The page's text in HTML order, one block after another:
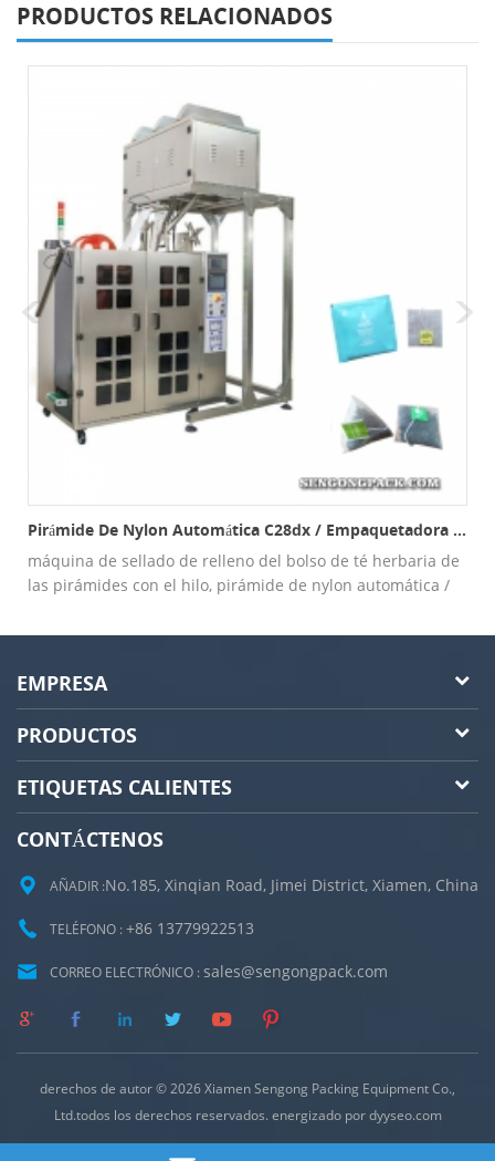
PRODUCTOS RELACIONADOS
Pirámide De Nylon Automática C28dx / Empaquetadora Plana Y Externa Plana Del Bolso
máquina de sellado de relleno del bolso de té herbaria de
las pirámides con el hilo, pirámide de nylon automática /
EMPRESA
PRODUCTOS
ETIQUETAS CALIENTES
CONTÁCTENOS
AÑADIR :No.185, Xinqian Road, Jimei District, Xiamen, China
TELÉFONO : +86 13779922513
CORREO ELECTRÓNICO : sales@sengongpack.com
derechos de autor © 2026 Xiamen Sengong Packing Equipment Co.,
Ltd.todos los derechos reservados. energizado pordyyseo.com